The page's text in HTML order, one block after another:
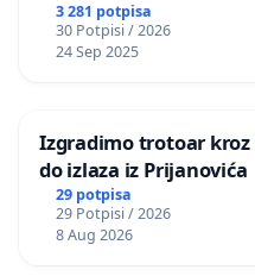
3 281 potpisa
30 Potpisi / 2026
24 Sep 2025
Izgradimo trotoar
do izlaza iz Prijanovića
29 potpisa
29 Potpisi / 2026
8 Aug 2026